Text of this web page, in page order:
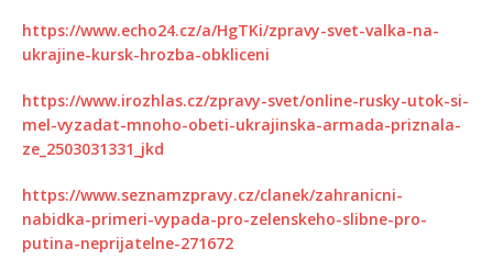
https://www.echo24.cz/a/HgTKi/zpravy-svet-valka-na-
ukrajine-kursk-hrozba-obkliceni
https://www.irozhlas.cz/zpravy-svet/online-rusky-utok-si-
mel-vyzadat-mnoho-obeti-ukrajinska-armada-priznala-
ze_2503031331_jkd
https://www.seznamzpravy.cz/clanek/zahranicni-
nabidka-primeri-vypada-pro-zelenskeho-slibne-pro-
putina-neprijatelne-271672